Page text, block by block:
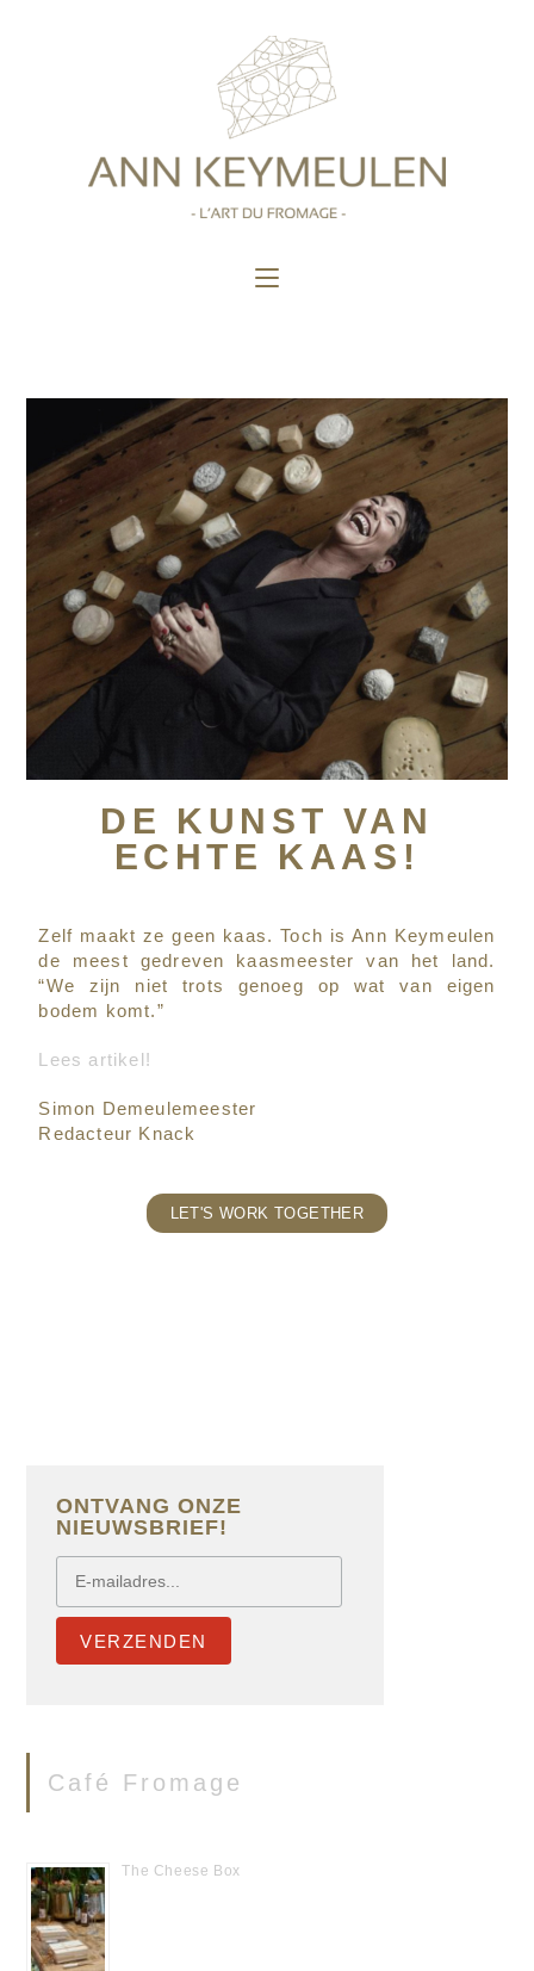
DE KUNST VAN
ECHTE KAAS!
Zelf maakt ze geen kaas. Toch is Ann Keymeulen
de meest gedreven kaasmeester van het land.
“We zijn niet trots genoeg op wat van eigen
bodem komt.”
Lees artikel!
Simon Demeulemeester
Redacteur Knack
LET'S WORK TOGETHER
ONTVANG ONZE
NIEUWSBRIEF!
Café Fromage
The Cheese Box